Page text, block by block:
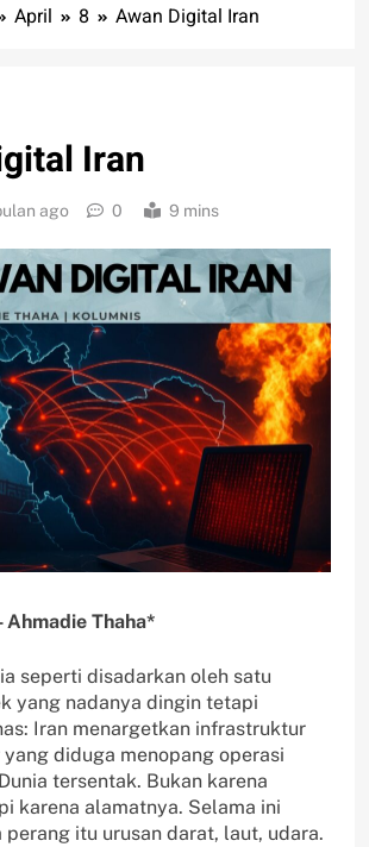
April 8 Awan Digital Iran
Iran
ago 0 9 mins
Ahmadie Thaha*
seperti disadarkan oleh satu
yang nadanya dingin tetapi
Iran menargetkan infrastruktur
diduga menopang operasi
tersentak. Bukan karena
karena alamatnya. Selama ini
perang itu urusan darat, laut, udara.